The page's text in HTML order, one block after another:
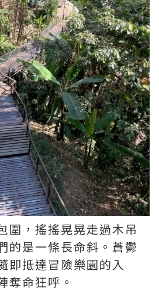
圍，搖搖晃晃走過木吊
的是一條長命斜。蒼鬱
即抵達冒險樂園的入
奪命狂呼。